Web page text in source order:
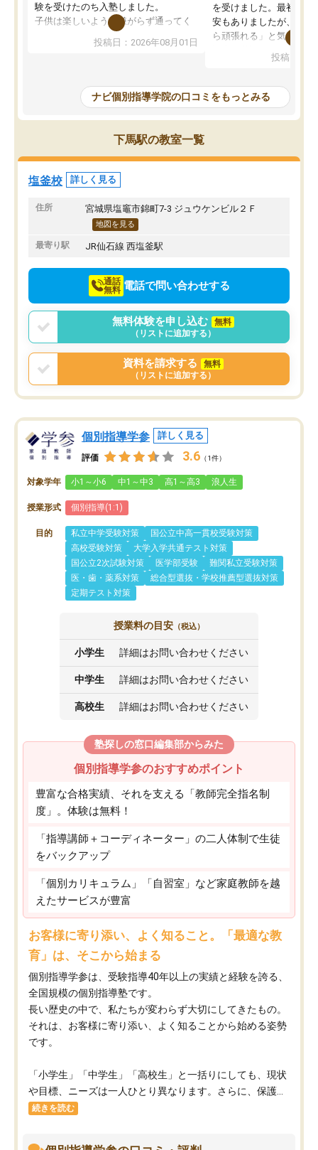
験を受けたのち入塾しました。
子供は楽しいようで嫌がらず通ってく
先生は良い方が多く、いつも笑顔で対
教室は少し狭い印象なので夜の時間帯
など生徒さんが多い時間帯は手狭では
ないかな？と感じます。
また駅前にあるのでアクセスは良いで
すが駐車場がないのでお迎えの際に近
隣のコインパーキングを利用または路
上駐車をするしかない点が少し不便で
投稿日：2026年08月01日
を受けました。最初は続
安もありましたが、子ど
ら頑張れる」と気に入り
ても分かりやすく、学
方を丁寧に教えてくださ
が深まっていると感じま
熱心で、一人ひとりの苦
前より勉強に前向きに取
りたいと思える塾です。
投稿日：
ナビ個別指導学院の口コミをもっとみる
下馬駅の教室一覧
塩釜校 詳しく見る
住所 宮城県塩竈市錦町7-3 ジュウケンビル２Ｆ
地図を見る
最寄り駅 JR仙石線 西塩釜駅
通話
無料 電話で問い合わせする
無料体験を申し込む
無料
（リストに追加する）
資料を請求する
無料
（リストに追加する）
個別指導学参 詳しく見る
評価 3.6 （1件）
対象学年 小1～小6 中1～中3 高1～高3 浪人生
授業形式 個別指導(1:1)
目的 私立中学受験対策
国公立中高一貫校受験対策
高校受験対策
大学入学共通テスト対策
国公立2次試験対策
医学部受験
難関私立受験対策
医・歯・薬系対策
総合型選抜・学校推薦型選抜対策
定期テスト対策
授業料の目安 （税込）
小学生 詳細はお問い合わせください
中学生 詳細はお問い合わせください
高校生 詳細はお問い合わせください
塾探しの窓口編集部からみた
個別指導学参のおすすめポイント
豊富な合格実績、それを支える「教師完全指名制
度」。体験は無料！
「指導講師＋コーディネーター」の二人体制で生徒
をバックアップ
「個別カリキュラム」「自習室」など家庭教師を越
えたサービスが豊富
お客様に寄り添い、よく知ること。「最適な教
育」は、そこから始まる
個別指導学参は、受験指導40年以上の実績と経験を誇る、
全国規模の個別指導塾です。
長い歴史の中で、私たちが変わらず大切にしてきたもの。
それは、お客様に寄り添い、よく知ることから始める姿勢
です。
「小学生」「中学生」「高校生」と一括りにしても、現状
や目標、ニーズは一人ひとり異なります。さらに、保護...
続きを読む